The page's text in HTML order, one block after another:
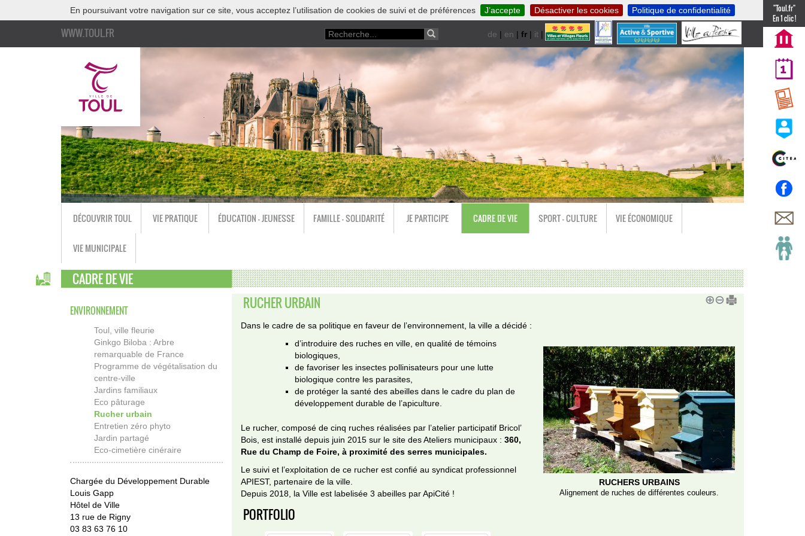
En poursuivant votre navigation sur ce site, vous acceptez l’utilisation de cookies de suivi et de préférences J’accepte Désactiver les cookies Politique de confidentialité
WWW.TOUL.FR de | en | fr | it |nl
"Toul.fr"
En 1 clic !
DÉCOUVRIR TOUL VIE PRATIQUE ÉDUCATION - JEUNESSE FAMILLE - SOLIDARITÉ JE PARTICIPE CADRE DE VIE SPORT - CULTURE VIE ÉCONOMIQUE
VIE MUNICIPALE
CADRE DE VIE
ENVIRONNEMENT
Toul, ville fleurie
Ginkgo Biloba : Arbre
remarquable de France
Programme de végétalisation du
centre-ville
Jardins familiaux
Eco pâturage
Rucher urbain
Entretien zéro phyto
Jardin partagé
Eco-cimetière cinéraire
Chargée du Développement Durable
Louis Gapp
Hôtel de Ville
13 rue de Rigny
03 83 63 76 10
RUCHER URBAIN
Dans le cadre de sa politique en faveur de l’environnement, la ville a décidé :
RUCHERS URBAINS
Alignement de ruches de différentes couleurs.
d’introduire des ruches en ville, en qualité de témoins
biologiques,
de favoriser les insectes pollinisateurs pour une lutte
biologique contre les parasites,
de protéger la santé des abeilles dans le cadre du plan de
développement durable de l’apiculture.
Le rucher, composé de cinq ruches réalisées par l’atelier participatif Bricol’
Bois, est installé depuis juin 2015 sur le site des Ateliers municipaux : 360,
Rue du Champ de Foire, à proximité des serres municipales.
Le suivi et l’exploitation de ce rucher est confié au syndicat professionnel
APIEST, partenaire de la ville.
Depuis 2018, la Ville est labelisée 3 abeilles par ApiCité !
PORTFOLIO